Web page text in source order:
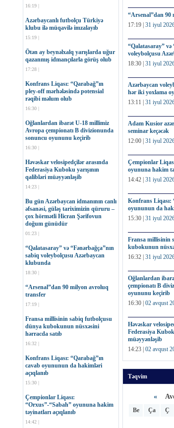
16:19 |
Azərbaycanlı futbolçu Türkiyə
klubu ilə müqavilə imzalayıb
15:19 |
Ötən ay beynəlxalq yarışlarda uğur
qazanmış idmançılarla görüş olub
17:28 |
Konfrans Liqası: “Qarabağ”ın
pley-off mərhələsində potensial
rəqibi məlum olub
16:30 |
Oğlanlardan ibarət U-18 millimiz
Avropa çempionatı B divizionunda
sonuncu oyununu keçirib
16:30 |
Həvəskar velosipedçilər arasında
Federasiya Kuboku yarışının
qalibləri müəyyənləşib
14:23 |
Bu gün Azərbaycan idmanının canlı
əfsanəsi, güləş tariximizin qüruru –
çox hörmətli Hicran Şərifovun
doğum günüdür
01:23 |
“Qalatasaray” və “Fənərbağça”nın
sabiq voleybolçusu Azərbaycan
klubunda
18:30 |
“Arsenal”dan 90 milyon avroluq
transfer
17:19 |
Fransa millisinin sabiq futbolçusu
dünya kubokunun nüsxəsini
hərracda satıb
16:32 |
Konfrans Liqası: “Qarabağ”ın
cavab oyununun da hakimləri
açıqlanıb
15:30 |
Çempionlar Liqası:
“Orxus”-“Sabah” oyununa hakim
təyinatları açıqlanıb
14:42 |
“Arsenal”dan
17:19 | 31 iyul
“Qalatasaray” və
voleybolçusu
18:30 | 31 iyul
Azərbaycan
hər iki yoxlama
13:11 | 31 iyul
Adam Kusior
seminar keçəcək
12:00 | 31 iyul
Çempionlar
oyununa hakim
14:42 | 31 iyul
Konfrans Liqası:
oyununun da
15:30 | 31 iyul
Fransa millisinin
kubokunun
16:32 | 31 iyul
Oğlanlardan
çempionatı B
oyununu keçirib
16:30 | 02 avqust
Həvəskar
Federasiya
müəyyənləşib
14:23 | 02 avqust
Təqvim
«
Be Ça Ç